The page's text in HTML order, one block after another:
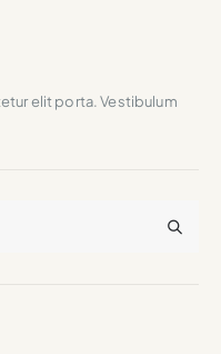
elit porta. Vestibulum